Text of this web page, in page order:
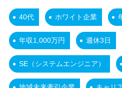
40代 ホワイト企業
年収1,000万円 週休3日
SE（システムエンジニア）